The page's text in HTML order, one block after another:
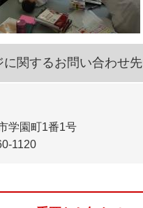
に関するお問い合わせ先
学園町1番1号
1120